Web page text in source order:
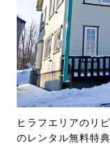
ヒラフエリアのリ
のレンタル無料特